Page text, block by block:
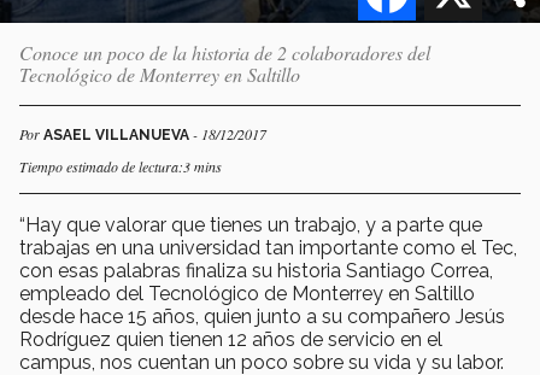
Conoce un poco de la historia de 2 colaboradores del
Tecnológico de Monterrey en Saltillo
Por ASAEL VILLANUEVA - 18/12/2017
Tiempo estimado de lectura:3 mins
“Hay que valorar que tienes un trabajo, y a parte que
trabajas en una universidad tan importante como el Tec,
con esas palabras finaliza su historia Santiago Correa,
empleado del Tecnológico de Monterrey en Saltillo
desde hace 15 años, quien junto a su compañero Jesús
Rodríguez quien tienen 12 años de servicio en el
campus, nos cuentan un poco sobre su vida y su labor.